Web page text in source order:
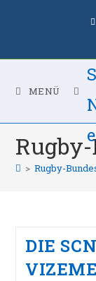
MENÜ
> Rugby-
DIE